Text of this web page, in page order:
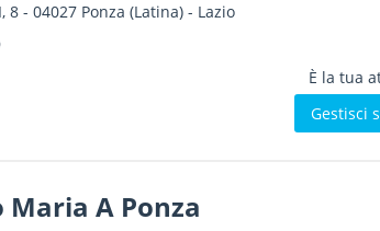
8- 04027 Ponza (Latina) - Lazio
È la tua
Gestisci
Maria A Ponza